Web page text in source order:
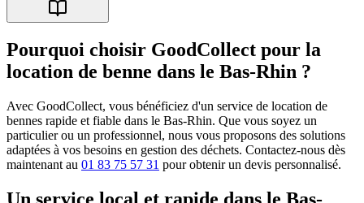
Pourquoi choisir GoodCollect pour la
location de benne dans le Bas-Rhin ?
Avec GoodCollect, vous bénéficiez d'un service de location de
bennes rapide et fiable dans le Bas-Rhin. Que vous soyez un
particulier ou un professionnel, nous vous proposons des solutions
adaptées à vos besoins en gestion des déchets. Contactez-nous dès
maintenant au 01 83 75 57 31 pour obtenir un devis personnalisé.